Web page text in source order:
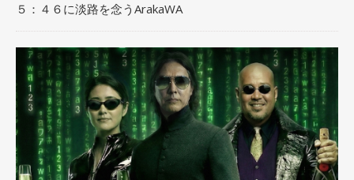
５：４６に淡路を念うArakaWA